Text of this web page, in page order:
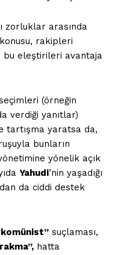
zorluklar arasında
konusu, rakipleri
bu eleştirileri avantaja
(örneğin
verdiği yanıtlar)
tartışma yaratsa da,
bunların
yönelik açık
Yahudi’nin yaşadığı
da ciddi destek
suçlaması,
hatta